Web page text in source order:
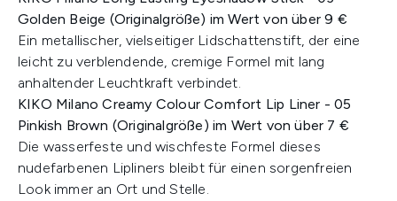
Golden Beige (Originalgröße) im Wert von über 9 €
Ein metallischer, vielseitiger Lidschattenstift, der eine
leicht zu verblendende, cremige Formel mit lang
anhaltender Leuchtkraft verbindet.​
KIKO Milano Creamy Colour Comfort Lip Liner - 05
Pinkish Brown (Originalgröße) im Wert von über 7 €
Die wasserfeste und wischfeste Formel dieses
nudefarbenen Lipliners bleibt für einen sorgenfreien
Look immer an Ort und Stelle.​